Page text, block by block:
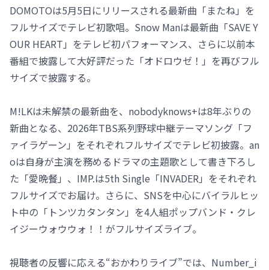
DOMOTOは5月5日にリリースされる最新曲「またね」を
フルサイズでテレビ初歌唱。Snow Manは最新曲「SAVE Y
OUR HEART」をテレビ初パフォーマンス、さらに以前本
番組で披露して大好評だった「オドロウゼ！」を再びフル
サイズで披露する。
M!LKは未解禁の最新曲を、nobodyknows+は8年ぶりの
新曲となる、2026年TBS系列野球中継テーマソング「フ
ァイラゲーン」をそれぞれフルサイズでテレビ初披露。an
oは自身が主演を務めるドラマの主題歌として書き下ろし
た「愛晩餐」、IMP.は5th Single「INVADER」をそれぞれ
フルサイズでお届け。さらに、SNSを中心にバイラルヒッ
ト中の「トンツカタンタン」を4人組ポップバンド・クレ
イジーウォウウォ！！がフルサイズライブ。
視聴者の反響に応える“おかわりライブ”では、Number_i